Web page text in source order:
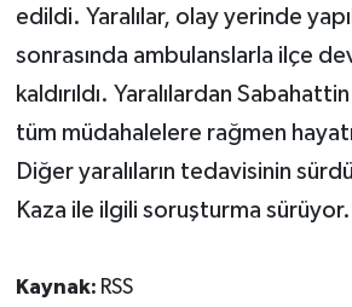
edildi. Yaralılar, olay yerinde
sonrasında ambulanslarla ilçe
kaldırıldı. Yaralılardan
tüm müdahalelere rağmen
Diğer yaralıların tedavisinin
Kaza ile ilgili soruşturma sürüyor.
Kaynak: RSS